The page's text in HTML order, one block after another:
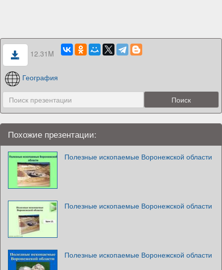
12.31M
География
Похожие презентации:
Полезные ископаемые Воронежской области
Полезные ископаемые Воронежской области
Полезные ископаемые Воронежской области